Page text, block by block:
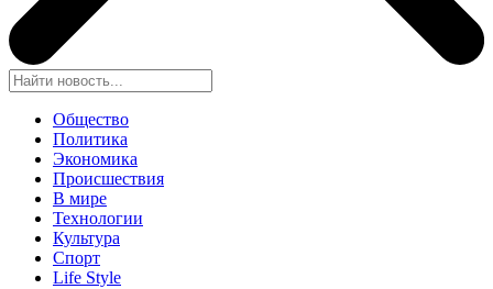
Общество
Политика
Экономика
Происшествия
В мире
Технологии
Культура
Спорт
Life Style